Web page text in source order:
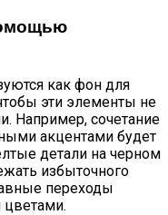
как фон для
эти элементы не
Например, сочетание
акцентами будет
детали на черном
избыточного
переходы